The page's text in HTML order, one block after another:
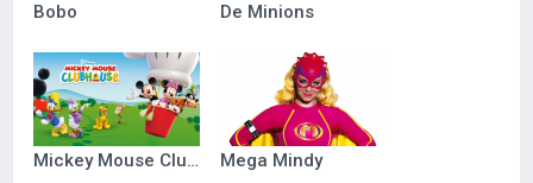
Bobo De Minions
Mickey Mouse Clubhuis Mega Mindy